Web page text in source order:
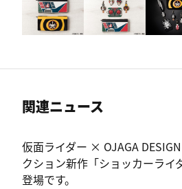
関連ニュース
仮面ライダー × OJAGA
クション新作「ショッカーライ
登場です。